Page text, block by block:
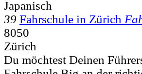
Japanisch
39 Fahrschule in Zürich
8050
Zürich
Du möchtest Deinen